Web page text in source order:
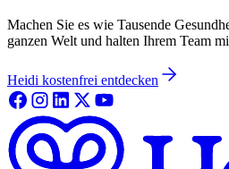
Machen Sie es wie Tausende
ganzen Welt und halten Ihrem Team
Heidi kostenfrei entdecken